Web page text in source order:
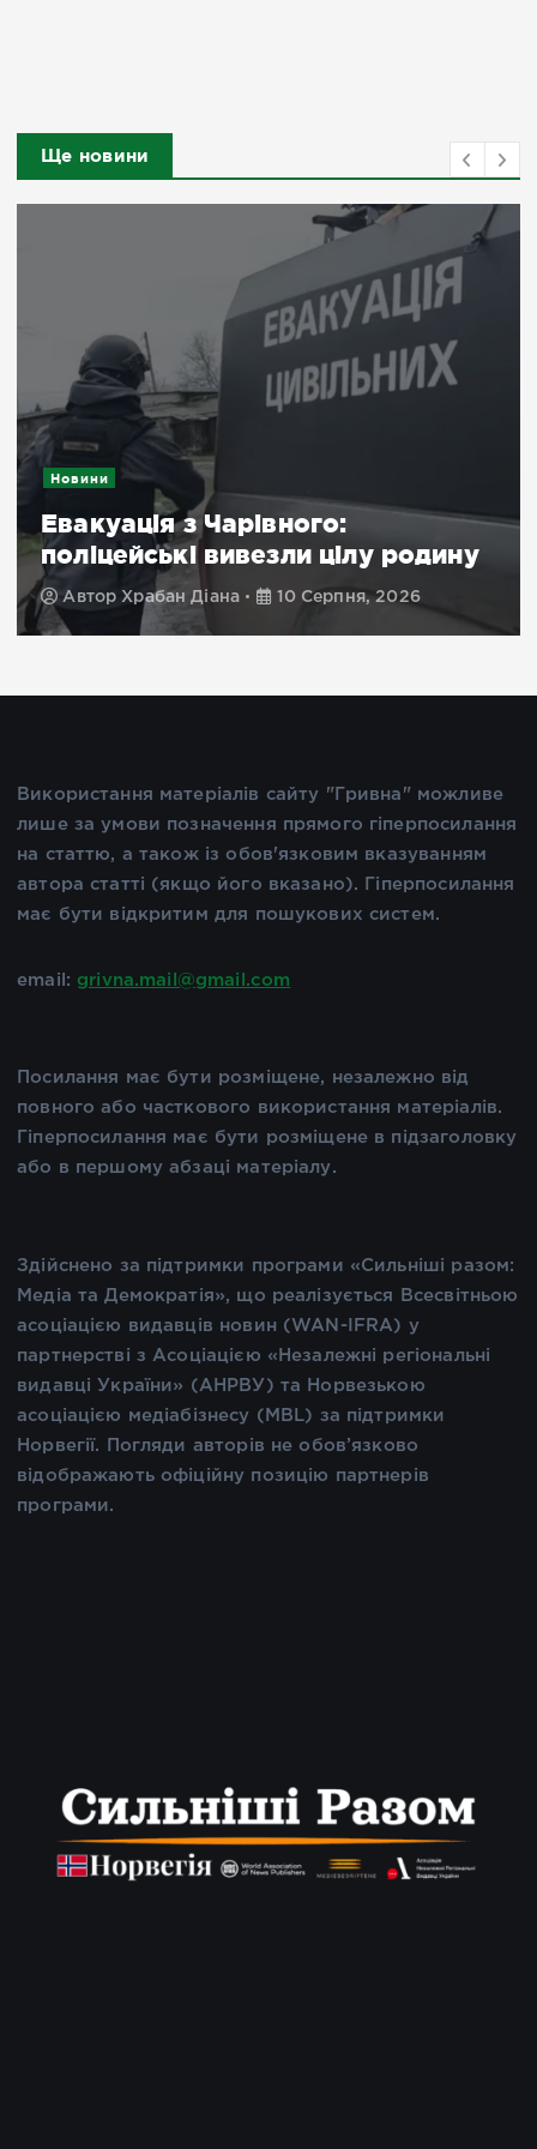
Ще новини
Новини
Евакуація з Чарівного:
поліцейські вивезли цілу родину
Автор Храбан Діана 10 Серпня, 2026
Використання матеріалів сайту "Гривна" можливе
лише за умови позначення прямого гіперпосилання
на статтю, а також із обов'язковим вказуванням
автора статті (якщо його вказано). Гіперпосилання
має бути відкритим для пошукових систем.
email: grivna.mail@gmail.com
Посилання має бути розміщене, незалежно від
повного або часткового використання матеріалів.
Гіперпосилання має бути розміщене в підзаголовку
або в першому абзаці матеріалу.
Здійснено за підтримки програми «Сильніші разом:
Медіа та Демократія», що реалізується Всесвітньою
асоціацією видавців новин (WAN-IFRA) у
партнерстві з Асоціацією «Незалежні регіональні
видавці України» (АНРВУ) та Норвезькою
асоціацією медіабізнесу (MBL) за підтримки
Норвегії. Погляди авторів не обов’язково
відображають офіційну позицію партнерів
програми.